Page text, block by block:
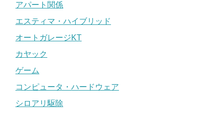
アパート関係
エスティマ・ハイブリッド
オートガレージKT
カヤック
ゲーム
コンピュータ・ハードウェア
シロアリ駆除